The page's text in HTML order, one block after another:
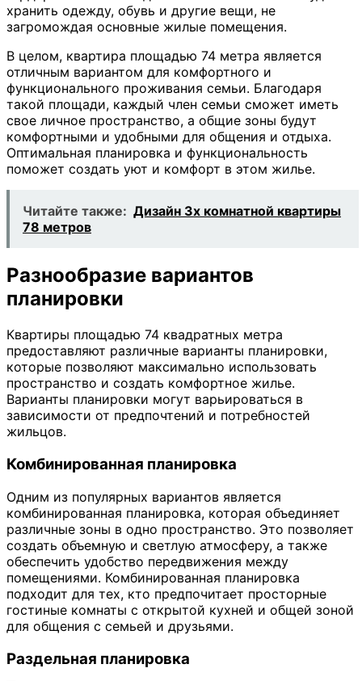
хранить одежду, обувь и другие вещи, не
загромождая основные жилые помещения.
В целом, квартира площадью 74 метра является
отличным вариантом для комфортного и
функционального проживания семьи. Благодаря
такой площади, каждый член семьи сможет иметь
свое личное пространство, а общие зоны будут
комфортными и удобными для общения и отдыха.
Оптимальная планировка и функциональность
поможет создать уют и комфорт в этом жилье.
Читайте также: Дизайн 3х комнатной квартиры
78 метров
Разнообразие вариантов
планировки
Квартиры площадью 74 квадратных метра
предоставляют различные варианты планировки,
которые позволяют максимально использовать
пространство и создать комфортное жилье.
Варианты планировки могут варьироваться в
зависимости от предпочтений и потребностей
жильцов.
Комбинированная планировка
Одним из популярных вариантов является
комбинированная планировка, которая объединяет
различные зоны в одно пространство. Это позволяет
создать объемную и светлую атмосферу, а также
обеспечить удобство передвижения между
помещениями. Комбинированная планировка
подходит для тех, кто предпочитает просторные
гостиные комнаты с открытой кухней и общей зоной
для общения с семьей и друзьями.
Раздельная планировка